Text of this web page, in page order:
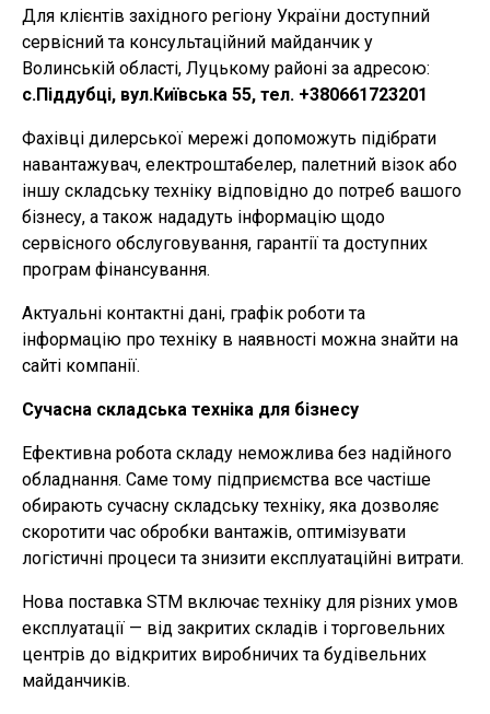
Для клієнтів західного регіону України доступний
сервісний та консультаційний майданчик у
Волинській області, Луцькому районі за адресою:
с.Піддубці, вул.Київська 55, тел. +380661723201
Фахівці дилерської мережі допоможуть підібрати
навантажувач, електроштабелер, палетний візок або
іншу складську техніку відповідно до потреб вашого
бізнесу, а також нададуть інформацію щодо
сервісного обслуговування, гарантії та доступних
програм фінансування.
Актуальні контактні дані, графік роботи та
інформацію про техніку в наявності можна знайти на
сайті компанії.
Сучасна складська техніка для бізнесу
Ефективна робота складу неможлива без надійного
обладнання. Саме тому підприємства все частіше
обирають сучасну складську техніку, яка дозволяє
скоротити час обробки вантажів, оптимізувати
логістичні процеси та знизити експлуатаційні витрати.
Нова поставка STM включає техніку для різних умов
експлуатації — від закритих складів і торговельних
центрів до відкритих виробничих та будівельних
майданчиків.